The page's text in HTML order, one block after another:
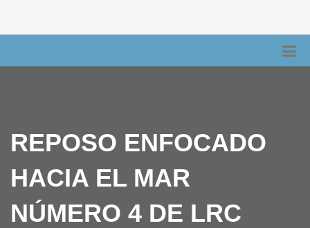
REPOSO ENFOCADO
HACIA EL MAR
NÚMERO 4 DE LRC